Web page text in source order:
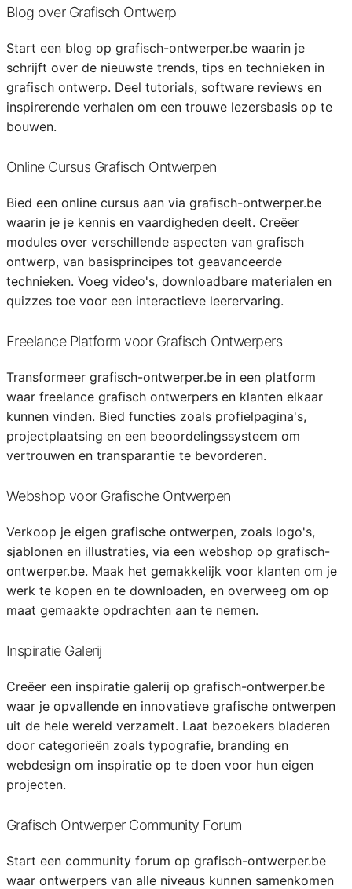
Blog over Grafisch Ontwerp
Start een blog op grafisch-ontwerper.be waarin je
schrijft over de nieuwste trends, tips en technieken in
grafisch ontwerp. Deel tutorials, software reviews en
inspirerende verhalen om een trouwe lezersbasis op te
bouwen.
Online Cursus Grafisch Ontwerpen
Bied een online cursus aan via grafisch-ontwerper.be
waarin je je kennis en vaardigheden deelt. Creëer
modules over verschillende aspecten van grafisch
ontwerp, van basisprincipes tot geavanceerde
technieken. Voeg video's, downloadbare materialen en
quizzes toe voor een interactieve leerervaring.
Freelance Platform voor Grafisch Ontwerpers
Transformeer grafisch-ontwerper.be in een platform
waar freelance grafisch ontwerpers en klanten elkaar
kunnen vinden. Bied functies zoals profielpagina's,
projectplaatsing en een beoordelingssysteem om
vertrouwen en transparantie te bevorderen.
Webshop voor Grafische Ontwerpen
Verkoop je eigen grafische ontwerpen, zoals logo's,
sjablonen en illustraties, via een webshop op grafisch-
ontwerper.be. Maak het gemakkelijk voor klanten om je
werk te kopen en te downloaden, en overweeg om op
maat gemaakte opdrachten aan te nemen.
Inspiratie Galerij
Creëer een inspiratie galerij op grafisch-ontwerper.be
waar je opvallende en innovatieve grafische ontwerpen
uit de hele wereld verzamelt. Laat bezoekers bladeren
door categorieën zoals typografie, branding en
webdesign om inspiratie op te doen voor hun eigen
projecten.
Grafisch Ontwerper Community Forum
Start een community forum op grafisch-ontwerper.be
waar ontwerpers van alle niveaus kunnen samenkomen